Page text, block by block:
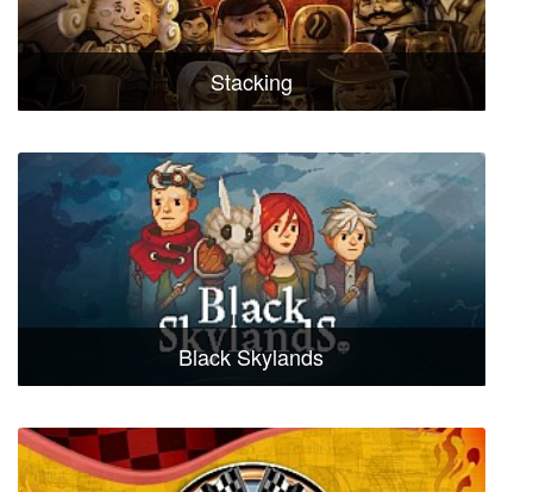
Stacking
Black Skylands